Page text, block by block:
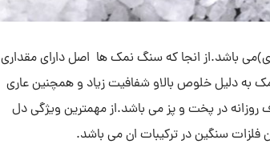
باشد.از انجا که سنگ نمک ها اصل دارای مقداری
به دلیل خلوص بالاو شفافیت زیاد و همچنین عاری
روزانه در پخت و پز می باشد.از مهمترین ویژگی دل
فلزات سنگین در ترکیبات ان می باشد.